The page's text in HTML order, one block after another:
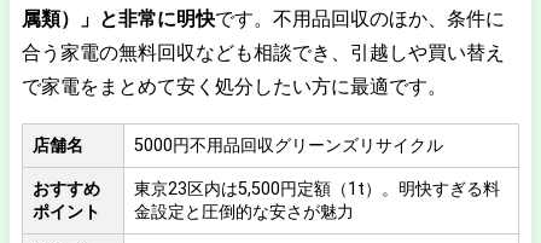
属類）」と非常に明快です。不用品回収のほか、条件に
合う家電の無料回収なども相談でき、引越しや買い替え
で家電をまとめて安く処分したい方に最適です。
店舗名 5000円不用品回収グリーンズリサイクル
おすすめ
ポイント
東京23区内は5,500円定額（1t）。明快すぎる料
金設定と圧倒的な安さが魅力